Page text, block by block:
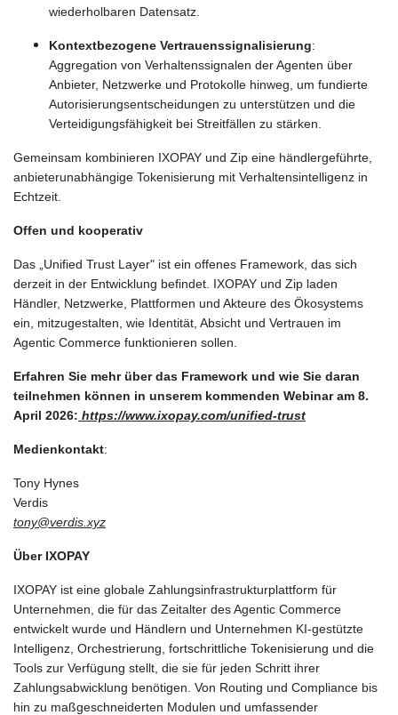
wiederholbaren Datensatz.
Kontextbezogene Vertrauenssignalisierung:
Aggregation von Verhaltenssignalen der Agenten über
Anbieter, Netzwerke und Protokolle hinweg, um fundierte
Autorisierungsentscheidungen zu unterstützen und die
Verteidigungsfähigkeit bei Streitfällen zu stärken.
Gemeinsam kombinieren IXOPAY und Zip eine händlergeführte,
anbieterunabhängige Tokenisierung mit Verhaltensintelligenz in
Echtzeit.
Offen und kooperativ
Das „Unified Trust Layer" ist ein offenes Framework, das sich
derzeit in der Entwicklung befindet. IXOPAY und Zip laden
Händler, Netzwerke, Plattformen und Akteure des Ökosystems
ein, mitzugestalten, wie Identität, Absicht und Vertrauen im
Agentic Commerce funktionieren sollen.
Erfahren Sie mehr über das Framework und wie Sie daran
teilnehmen können in unserem kommenden Webinar am 8.
April 2026: https://www.ixopay.com/unified-trust
Medienkontakt:
Tony Hynes
Verdis
tony@verdis.xyz
Über IXOPAY
IXOPAY ist eine globale Zahlungsinfrastrukturplattform für
Unternehmen, die für das Zeitalter des Agentic Commerce
entwickelt wurde und Händlern und Unternehmen KI-gestützte
Intelligenz, Orchestrierung, fortschrittliche Tokenisierung und die
Tools zur Verfügung stellt, die sie für jeden Schritt ihrer
Zahlungsabwicklung benötigen. Von Routing und Compliance bis
hin zu maßgeschneiderten Modulen und umfassender